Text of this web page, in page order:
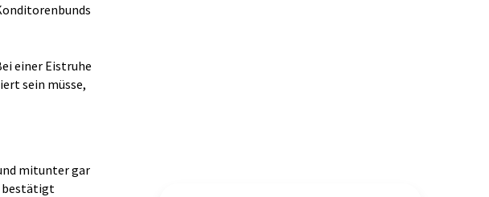
einer Eistruhe
sein müsse,
mitunter gar
bestätigt